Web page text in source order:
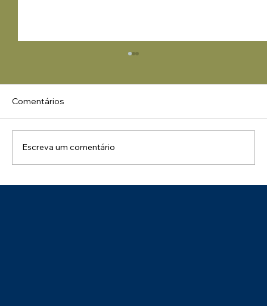
Comentários
Escreva um comentário